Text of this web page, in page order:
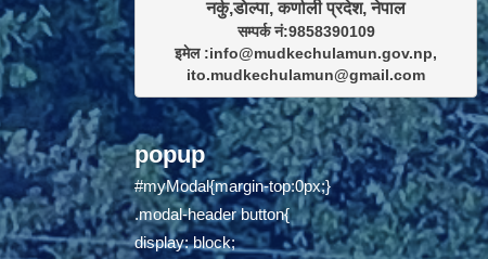
सम्पर्क नं:9858390109
इमेल :info@mudkechulamun.gov.np,
ito.mudkechulamun@gmail.com
popup
#myModal{margin-top:0px;}
.modal-header button{
display: block;